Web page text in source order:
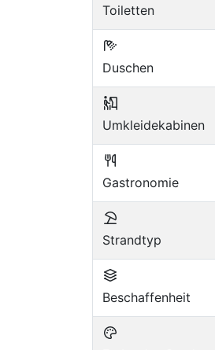
Toiletten
Duschen
Umkleidekabinen
Gastronomie
Strandtyp
Beschaffenheit